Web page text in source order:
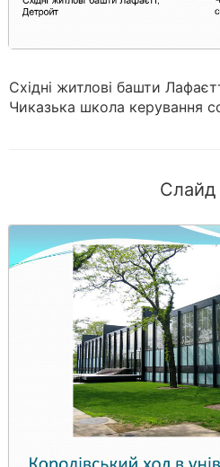
Східні житлові башти
Чиказька школа керування
Слайд